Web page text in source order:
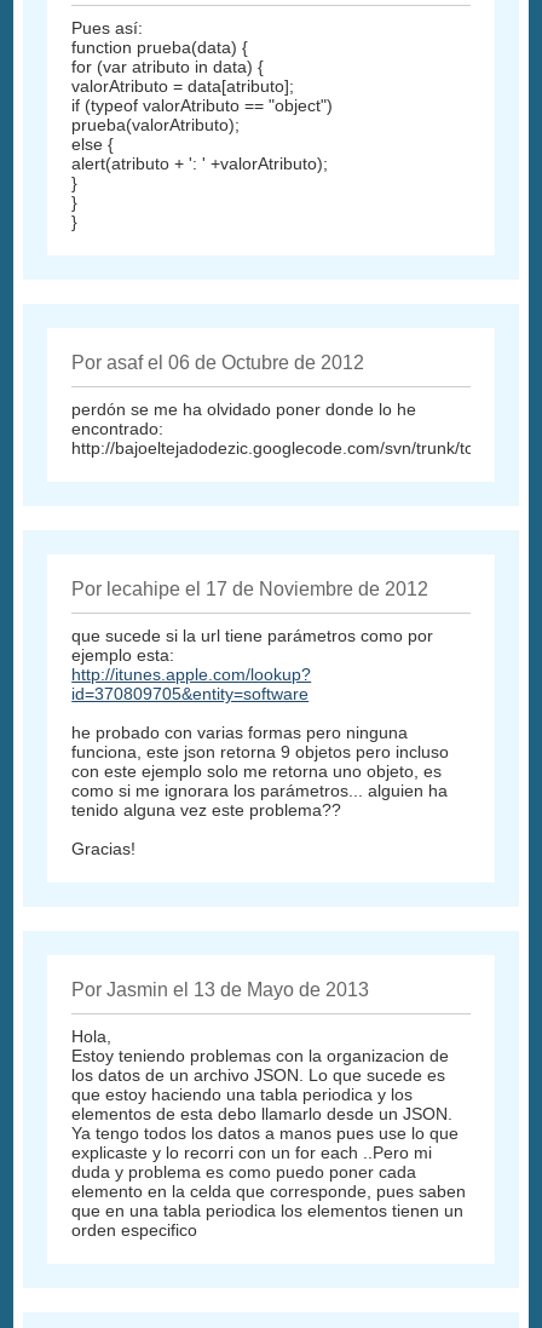
Pues así:
function prueba(data) {
for (var atributo in data) {
valorAtributo = data[atributo];
if (typeof valorAtributo == "object")
prueba(valorAtributo);
else {
alert(atributo + ': ' +valorAtributo);
}
}
}
Por asaf el 06 de Octubre de 2012
perdón se me ha olvidado poner donde lo he
encontrado:
http://bajoeltejadodezic.googlecode.com/svn/trunk/
Por lecahipe el 17 de Noviembre de 2012
que sucede si la url tiene parámetros como por
ejemplo esta:
http://itunes.apple.com/lookup?
id=370809705&entity=software
he probado con varias formas pero ninguna
funciona, este json retorna 9 objetos pero incluso
con este ejemplo solo me retorna uno objeto, es
como si me ignorara los parámetros... alguien ha
tenido alguna vez este problema??
Gracias!
Por Jasmin el 13 de Mayo de 2013
Hola,
Estoy teniendo problemas con la organizacion de
los datos de un archivo JSON. Lo que sucede es
que estoy haciendo una tabla periodica y los
elementos de esta debo llamarlo desde un JSON.
Ya tengo todos los datos a manos pues use lo que
explicaste y lo recorri con un for each ..Pero mi
duda y problema es como puedo poner cada
elemento en la celda que corresponde, pues saben
que en una tabla periodica los elementos tienen un
orden especifico